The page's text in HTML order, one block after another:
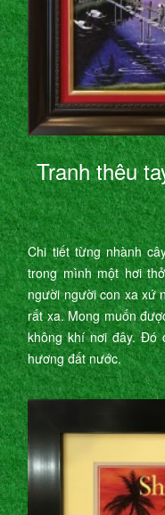
Tranh thêu
Chi tiết từng nhành
trong mình một hơi
người người con xa xứ
rất xa. Mong muốn
không khí nơi đây. Đó
hương đất nước.